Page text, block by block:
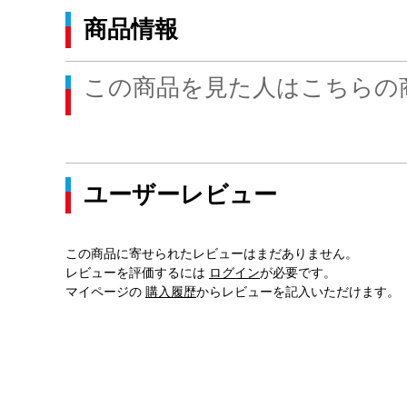
商品情報
この商品を見た人はこちら
ユーザーレビュー
この商品に寄せられたレビューはまだありません。
レビューを評価するには ログインが必要です。
マイページの 購入履歴からレビューを記入いただけます。